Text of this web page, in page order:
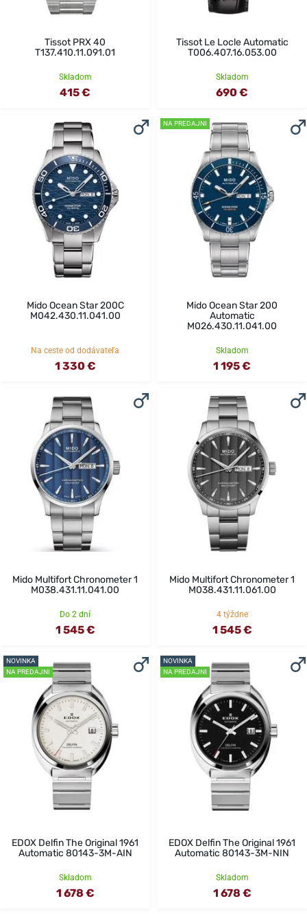
Tissot PRX 40
T137.410.11.091.01
Skladom
415 €
Tissot Le Locle Automatic
T006.407.16.053.00
Skladom
690 €
Mido Ocean Star 200C
M042.430.11.041.00
Na ceste od dodávateľa
1 330 €
NA PREDAJNI
Mido Ocean Star 200
Automatic
M026.430.11.041.00
Skladom
1 195 €
Mido Multifort Chronometer 1
M038.431.11.041.00
Do 2 dní
1 545 €
Mido Multifort Chronometer 1
M038.431.11.061.00
4 týždne
1 545 €
NOVINKA
NA PREDAJNI
EDOX Delfin The Original 1961
Automatic 80143-3M-AIN
Skladom
1 678 €
NOVINKA
NA PREDAJNI
EDOX Delfin The Original 1961
Automatic 80143-3M-NIN
Skladom
1 678 €